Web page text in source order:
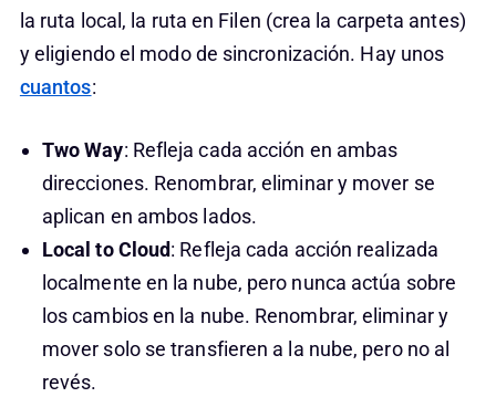
la ruta local, la ruta en Filen (crea la carpeta antes)
y eligiendo el modo de sincronización. Hay unos
cuantos:
Two Way: Refleja cada acción en ambas
direcciones. Renombrar, eliminar y mover se
aplican en ambos lados.
Local to Cloud: Refleja cada acción realizada
localmente en la nube, pero nunca actúa sobre
los cambios en la nube. Renombrar, eliminar y
mover solo se transfieren a la nube, pero no al
revés.